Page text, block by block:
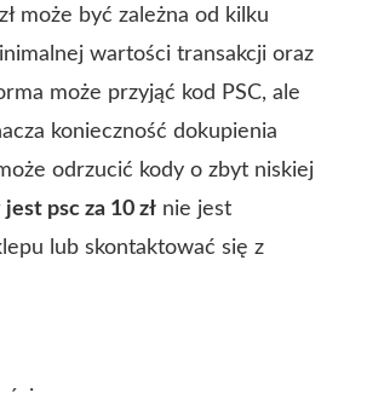
może być zależna od kilku
wartości transakcji oraz
może przyjąć kod PSC, ale
konieczność dokupienia
odrzucić kody o zbyt niskiej
psc za 10 zł nie jest
lub skontaktować się z